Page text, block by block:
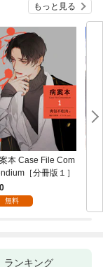
もっと見る
本 Case File Com
［分冊版１］
0
無料
ランキング